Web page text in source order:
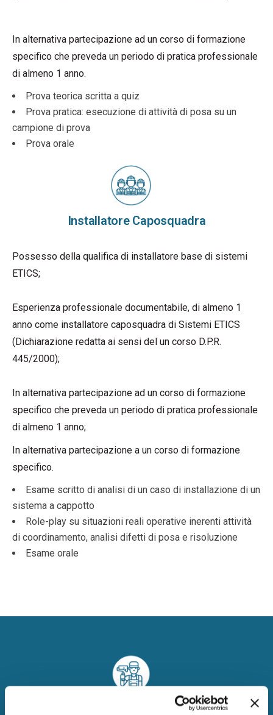
In alternativa partecipazione ad un corso di formazione
specifico che preveda un periodo di pratica professionale
di almeno 1 anno.
Prova teorica scritta a quiz
Prova pratica: esecuzione di attività di posa su un
campione di prova
Prova orale
Installatore Caposquadra
Possesso della qualifica di installatore base di sistemi
ETICS;
Esperienza professionale documentabile, di almeno 1
anno come installatore caposquadra di Sistemi ETICS
(Dichiarazione redatta ai sensi del un corso D.P.R.
445/2000);
In alternativa partecipazione ad un corso di formazione
specifico che preveda un periodo di pratica professionale
di almeno 1 anno;
In alternativa partecipazione a un corso di formazione
specifico.
Esame scritto di analisi di un caso di installazione di un
sistema a cappotto
Role-play su situazioni reali operative inerenti attività
di coordinamento, analisi difetti di posa e risoluzione
Esame orale